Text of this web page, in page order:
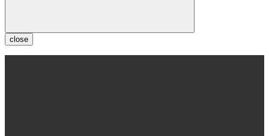
close